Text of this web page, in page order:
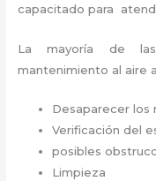
capacitado para
La mayoría de
mantenimiento al aire
Desaparecer los
Verificación del
posibles
Limpieza